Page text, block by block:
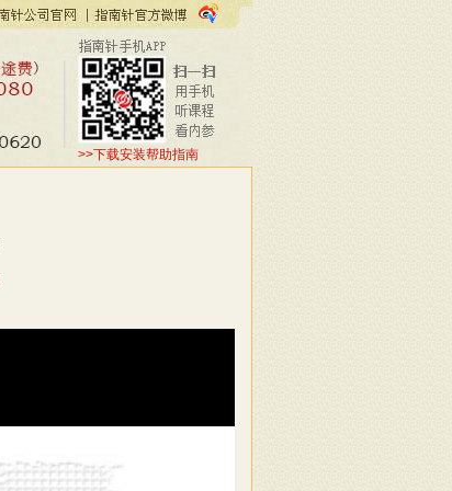
>>下载安装帮助指南